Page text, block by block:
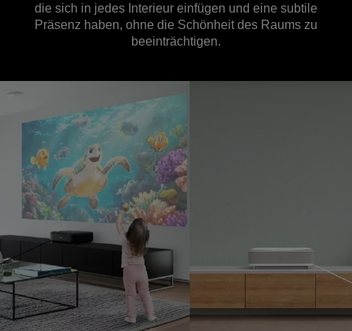
die sich in jedes Interieur einfügen und eine subtile
Präsenz haben, ohne die Schönheit des Raums zu
beeinträchtigen.